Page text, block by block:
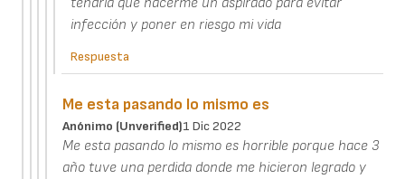
infección y poner en riesgo mi vida
Respuesta
Me esta pasando lo mismo es
Anónimo (unverified)1 Dic 2022
Me esta pasando lo mismo es horrible porque hace 3
año tuve una perdida donde me hicieron legrado y